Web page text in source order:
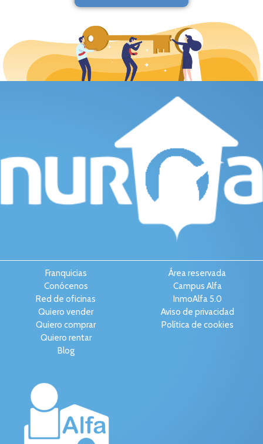
Franquicias
Conócenos
Red de oficinas
Quiero vender
Quiero comprar
Quiero rentar
Blog
Área reservada
Campus Alfa
InmoAlfa 5.0
Aviso de privacidad
Política de cookies